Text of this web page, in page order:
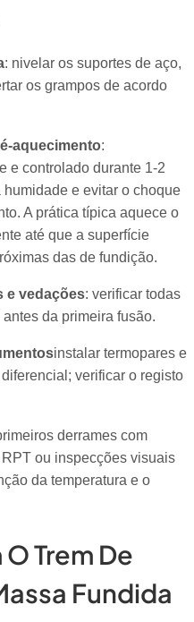
: nivelar os suportes de aço,
os grampos de acordo
aquecimento:
e controlado durante 1-2
humidade e evitar o choque
A prática típica aquece o
até que a superfície
das de fundição.
e vedações: verificar todas
da primeira fusão.
instalar termopares e
verificar o registo
derrames com
ou inspecções visuais
da temperatura e o
Trem De
Fundida